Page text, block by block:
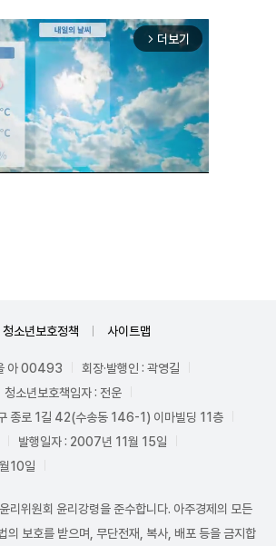
arrow_forward_ios 더보기
청소년보호정책 사이트맵
아 00493
회장·발행인 : 곽영길
청소년보호책임자 : 전운
종로 1길 42(수송동 146-1) 이마빌딩 11층
발행일자 : 2007년 11월 15일
10일
리위원회 윤리강령을 준수합니다. 아주경제의 모든
의 보호를 받으며, 무단전재, 복사, 배포 등을 금지합